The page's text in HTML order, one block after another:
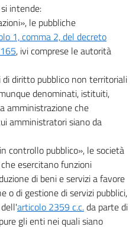
intende:
le pubbliche
1, comma 2, del decreto
, ivi comprese le autorità
diritto pubblico non territoriali
denominati, istituiti,
amministrazione che
amministratori siano da
controllo pubblico», le società
esercitano funzioni
di beni e servizi a favore
o di gestione di servizi pubblici,
articolo 2359 c.c.da parte di
gli enti nei quali siano